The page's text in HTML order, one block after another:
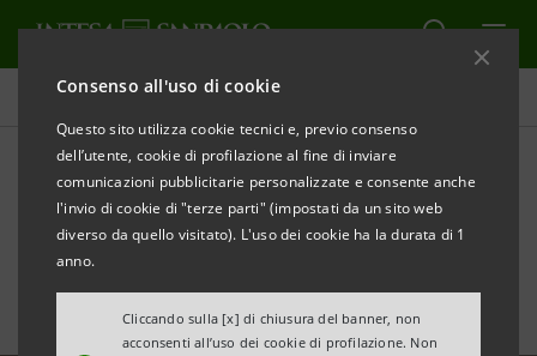
Consenso all'uso di cookie
Questo sito utilizza cookie tecnici e, previo consenso
dell’utente, cookie di profilazione al fine di inviare
comunicazioni pubblicitarie personalizzate e consente anche
l'invio di cookie di "terze parti" (impostati da un sito web
diverso da quello visitato). L'uso dei cookie ha la durata di 1
anno.
Cliccando sulla [x] di chiusura del banner, non
acconsenti all’uso dei cookie di profilazione. Non
Tutte le news
Intesa Sanpaolo prima
banca digitale italiana